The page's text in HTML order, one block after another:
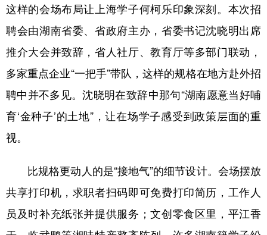
这样的会场布局让上海学子何柯乐印象深刻。本次招
聘会由湖南省委、省政府主办，省委书记沈晓明出席
推介大会并致辞，省人社厅、教育厅等多部门联动，
多家重点企业“一把手”带队，这样的规格在地方赴外招
聘中并不多见。沈晓明在致辞中那句“湖南愿意当好哺
育‘金种子’的土地”，让在场学子感受到政策层面的重
视。
比规格更动人的是“接地气”的细节设计。会场摆放
共享打印机，求职者扫码即可免费打印简历，工作人
员及时补充纸张并提供服务；文创零食区里，平江香